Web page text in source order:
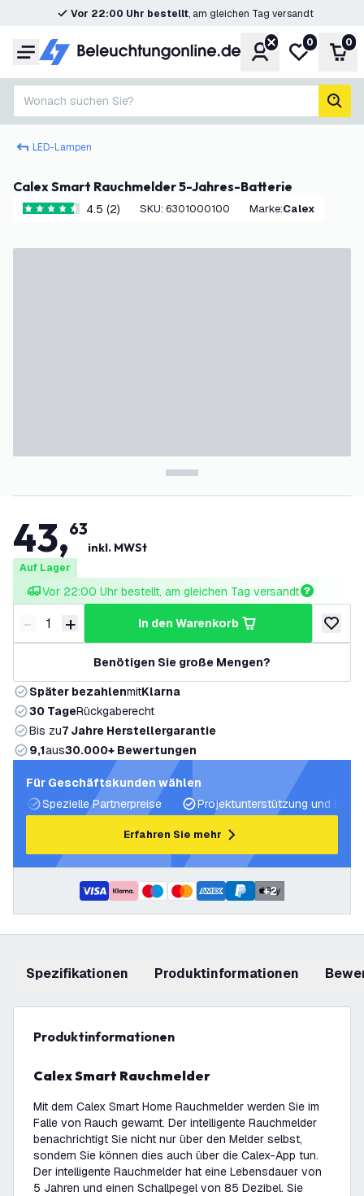
Vor 22:00 Uhr bestellt, am gleichen Tag versandt
Menü KontoMeine
0 0
Wonach suchen Sie?
LED-Lampen
Calex Smart Rauchmelder 5-Jahres-Batterie
4.5 Bewertungssterne
4.5 (2) SKU: 6301000100 Marke: Calex
43,63
inkl. MWSt
Auf Lager
Vor 22:00 Uhr bestellt, am gleichen Tag versandt
Menge verringern
- Menge erhöhen
+ in den Warenkorb
zur
Benötigen Sie große Mengen?
Später bezahlenmitKlarna
30 TageRückgaberecht
Bis zu7 Jahre Herstellergarantie
9,1aus30.000+ Bewertungen
Für Geschäftskunden wählen
Spezielle Partnerpreise
Projektunterstützung und
Erfahren Sie mehr
+2
Spezifikationen Produktinformationen
Produktinformationen
Calex Smart Rauchmelder
Mit dem Calex Smart Home Rauchmelder werden Sie im
Falle von Rauch gewarnt. Der intelligente Rauchmelder
benachrichtigt Sie nicht nur über den Melder selbst,
sondern Sie können dies auch über die Calex-App tun.
Der intelligente Rauchmelder hat eine Lebensdauer von
5 Jahren und einen Schallpegel von 85 Dezibel. Sie